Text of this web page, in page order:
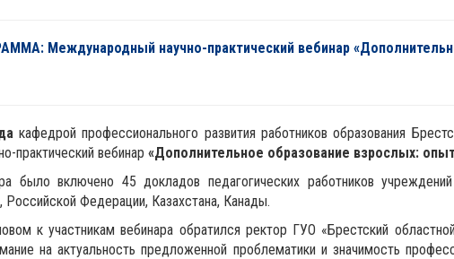
Международный научно-практический вебинар
кафедрой профессионального развития работников образования
практический вебинар «Дополнительное образование взрослых:
было включено 45 докладов педагогических работников
Российской Федерации, Казахстана, Канады.
к участникам вебинара обратился ректор ГУО «Брестский
на актуальность предложенной проблематики и значимость